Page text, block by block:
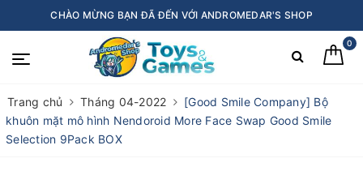
CHÀO MỪNG BẠN ĐÃ ĐẾN VỚI ANDROMEDAR'S SHOP
0
Trang chủ Tháng 04-2022
[Good Smile Company] Bộ
khuôn mặt mô hình Nendoroid More Face Swap Good Smile
Selection 9Pack BOX